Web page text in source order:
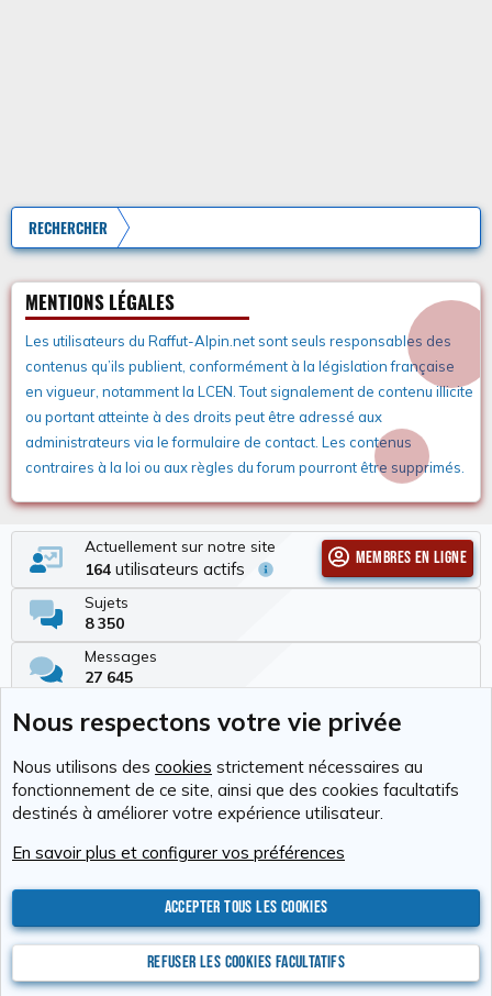
RECHERCHER
MENTIONS LÉGALES
Les utilisateurs du Raffut-Alpin.net sont seuls responsables des
contenus qu’ils publient, conformément à la législation française
en vigueur, notamment la LCEN. Tout signalement de contenu illicite
ou portant atteinte à des droits peut être adressé aux
administrateurs via le formulaire de contact. Les contenus
contraires à la loi ou aux règles du forum pourront être supprimés.
Actuellement sur notre site
164 utilisateurs actifs
Membres en ligne
Sujets
8 350
Messages
27 645
337
Dernier membre
Tchimbé Red
Nous contacter
Conditions générales d'utilisation
ValentinXenforo Add-ons© by ©XenTR
Ultimate Staff Pagecreated by StylesFactory
© Jason Axelrod of 8WAYRUN
XenAtendo 2 PRO© Jason Axelrod of8WAYRUN
Nous respectons votre vie privée
Nous utilisons des cookies strictement nécessaires au
fonctionnement de ce site, ainsi que des cookies facultatifs
destinés à améliorer votre expérience utilisateur.
En savoir plus et configurer vos préférences
Accepter tous les cookies
Refuser les cookies facultatifs